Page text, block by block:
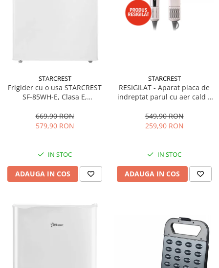
STARCREST
Frigider cu o usa STARCREST
SF-85WH-E, Clasa E,
interioara, Compartiment
gheata, H 82 cm, Alb
669,90 RON
579,90 RON
IN STOC
ADAUGA IN COS
STARCREST
RESIGILAT - Aparat placa de
indreptat parul cu aer cald 2
1300 W, Uscare si indreptare,
Afisaj LCD, Tehnologie cu ioni
549,90 RON
259,90 RON
IN STOC
ADAUGA IN COS